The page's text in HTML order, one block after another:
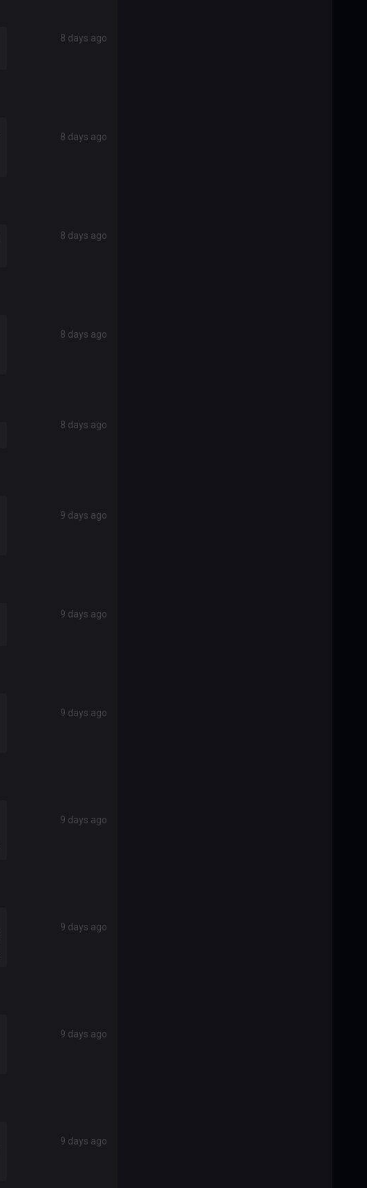
8 days ago
8 days ago
8 days ago
8 days ago
8 days ago
9 days ago
9 days ago
9 days ago
9 days ago
9 days ago
9 days ago
9 days ago